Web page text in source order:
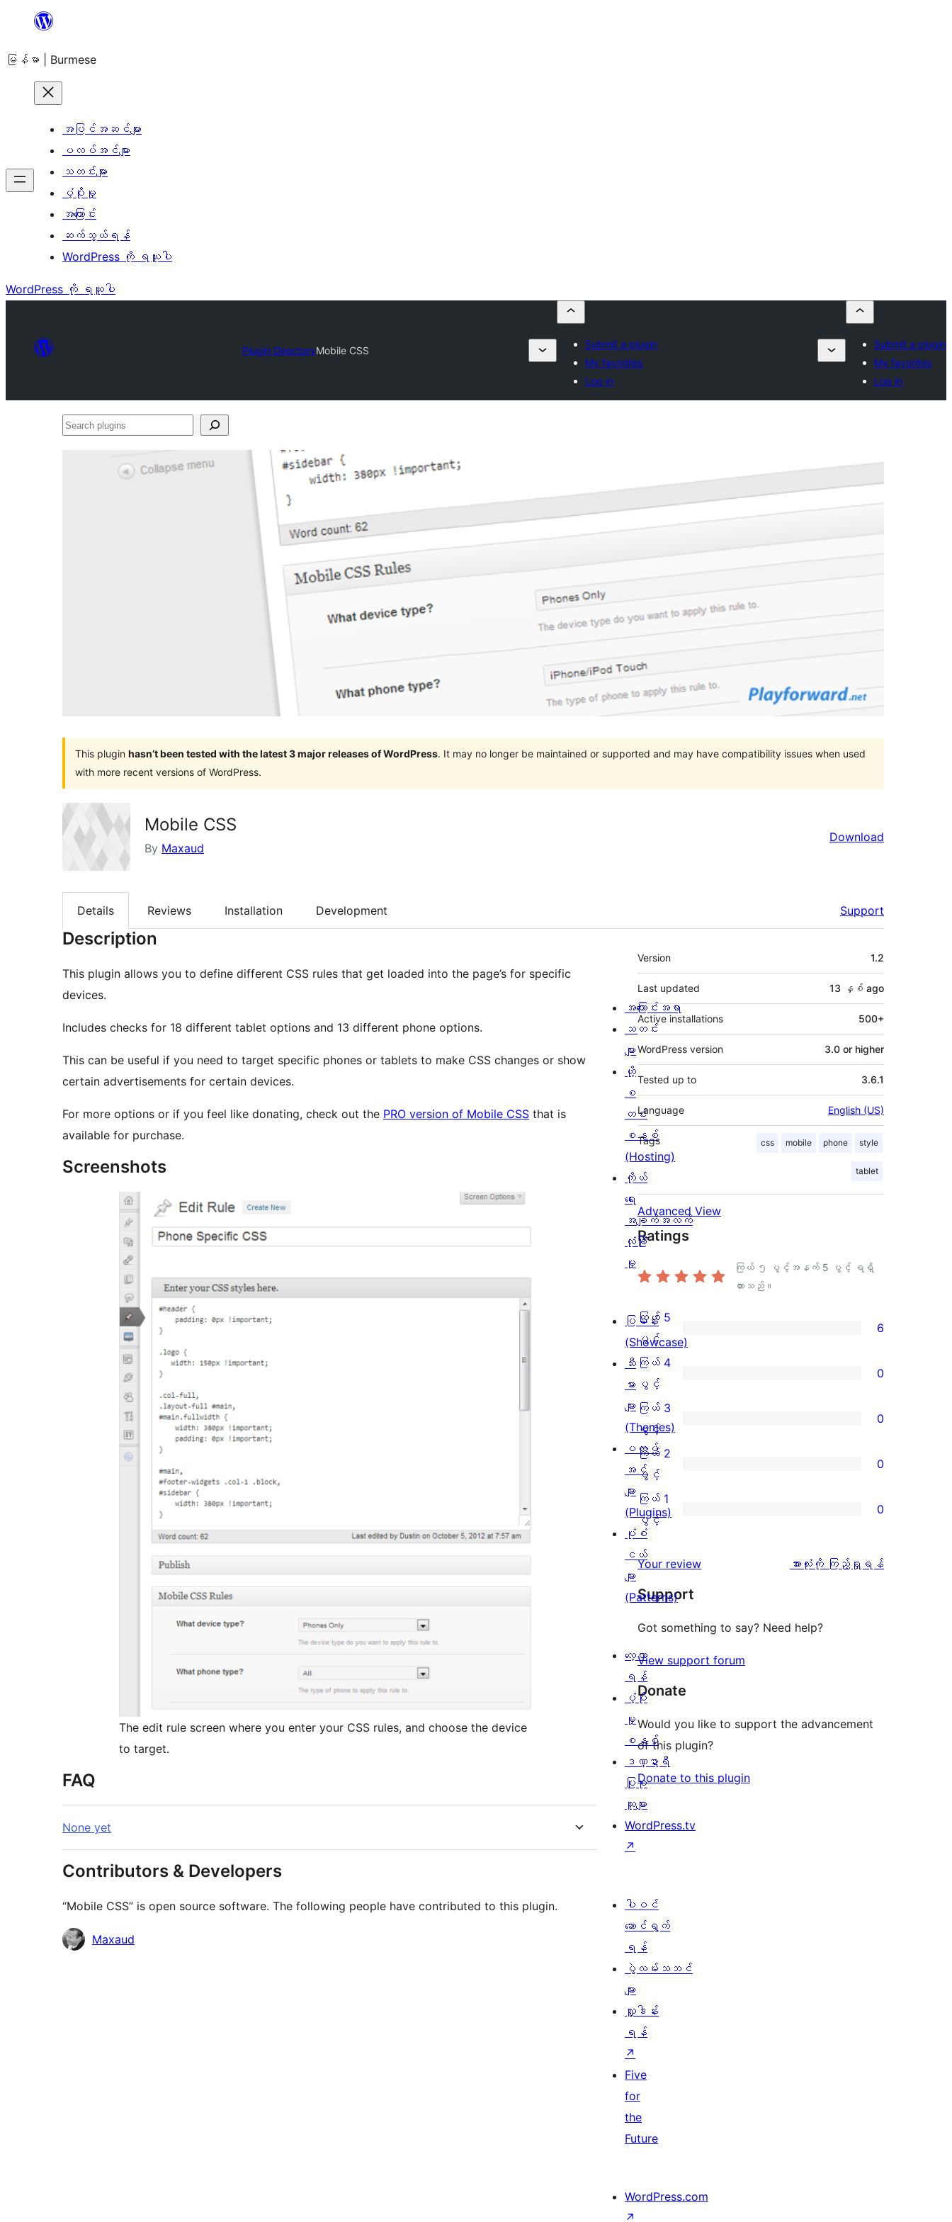
အကြောင်းအရာ
ကျော်သွား
မြန်မာ | Burmese
အပြင်အဆင်များ
ပလပ်အင်များ
သတင်းများ
ပံ့ပိုးမှု
အကြောင်း
ဆက်သွယ်ရန်
WordPress ကို ရယူပါ
WordPress ကို ရယူပါ
Plugin DirectoryMobile CSS
Submit a plugin
My favorites
Log in
Submit a plugin
My favorites
Log in
Search
This plugin hasn’t been tested with the latest 3 major releases of WordPress. It may no longer be maintained or supported and may have compatibility issues when used
with more recent versions of WordPress.
Mobile CSS
By Maxaud
Download
Details Reviews Installation Development Support
Description
This plugin allows you to define different CSS rules that get loaded into the page’s for specific
devices.
Includes checks for 18 different tablet options and 13 different phone options.
This can be useful if you need to target specific phones or tablets to make CSS changes or show
certain advertisements for certain devices.
For more options or if you feel like donating, check out the PRO version of Mobile CSS that is
available for purchase.
Screenshots
The edit rule screen where you enter your CSS rules, and choose the device
to target.
FAQ
None yet
Contributors & Developers
“Mobile CSS” is open source software. The following people have contributed to this plugin.
Contributors
Maxaud
Meta
Version 1.2
Last updated 13 နှစ် ago
Active installations 500+
WordPress version 3.0 or higher
Tested up to 3.6.1
Language English (US)
Tags css mobile phone style
tablet
Advanced View
Ratings
ကြယ် ၅ ပွင့်အနက် 5 ပွင့် ရရှိ
ထားသည်။
ကြယ်
5
ပွင့်
အဆင့်
သုံးသပ်
ချက်
6
ကြယ် 5
ပွင့်
6
ကြယ်
4
ပွင့်
အဆင့်
သုံးသပ်
0
စောင်
ကြယ် 4
ပွင့်
0
ကြယ်
3
ပွင့်
အဆင့်
သုံးသပ်
ချက်
0
ကြယ် 3
ပွင့်
0
ကြယ်
2
ပွင့်
အဆင့်
သုံးသပ်
0
စောင်
ကြယ် 2
ပွင့်
0
ကြယ်
1
ပွင့်
သုံးသပ်
ချက်
စောင်
ကြယ် 1
ပွင့်
0
Your review
သုံးသပ်
အားလုံးကို ကြည့်ရှုရန်
Support
Got something to say? Need help?
View support forum
Donate
Would you like to support the advancement
of this plugin?
Donate to this plugin
အကြောင်းအရာ
သတင်း
များ
ဟို့
စ
တင်း
စနစ်
(Hosting)
ကိုယ်
ရေး
အချက်အလက်
လုံခြုံ
မှု
ပြခန်း
(Showcase)
သီး
မား
များ
(Themes)
ပလပ်
အင်
များ
(Plugins)
ပုံစံ
ငယ်
များ
(Patterns)
လေ့လာ
ရန်
ပံ့ပိုး
မှု
စနစ်
ဒဏ္ဍာရီ
ပြုစု
သူများ
WordPress.tv
↗
ပါဝင်
ဆောင်ရွက်
ရန်
ပွဲလမ်းသဘင်
များ
လှူဒါန်း
ရန်
↗
Five
for
the
Future
WordPress.com
↗